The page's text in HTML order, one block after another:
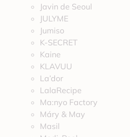
Javin de Seoul
JULYME
Jumiso
K-SECRET
Kaine
KLAVUU
La’dor
LalaRecipe
Ma:nyo Factory
Máry & May
Masil